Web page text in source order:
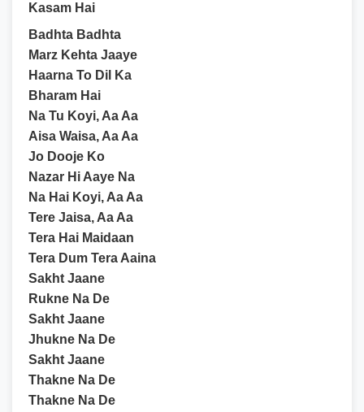
Kasam Hai
Badhta Badhta
Marz Kehta Jaaye
Haarna To Dil Ka
Bharam Hai
Na Tu Koyi, Aa Aa
Aisa Waisa, Aa Aa
Jo Dooje Ko
Nazar Hi Aaye Na
Na Hai Koyi, Aa Aa
Tere Jaisa, Aa Aa
Tera Hai Maidaan
Tera Dum Tera Aaina
Sakht Jaane
Rukne Na De
Sakht Jaane
Jhukne Na De
Sakht Jaane
Thakne Na De
Thakne Na De